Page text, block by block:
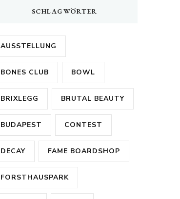
SCHLAGWÖRTER
AUSSTELLUNG
BONES CLUB BOWL
BRIXLEGG BRUTAL BEAUTY
BUDAPEST CONTEST
DECAY FAME BOARDSHOP
FORSTHAUSPARK